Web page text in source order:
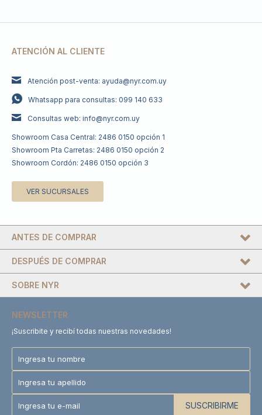
ATENCIÓN AL CLIENTE
Atención post-venta: ayuda@nyr.com.uy
Whatsapp para consultas: 099 140 633
Consultas web: info@nyr.com.uy
Showroom Casa Central: 2486 0150 opción 1
Showroom Pta Carretas: 2486 0150 opción 2
Showroom Cordón: 2486 0150 opción 3
VER SUCURSALES
DESPUÉS DE COMPRAR
SOBRE NYR
ANTES DE COMPRAR
NEWSLETTER
¡Suscribite y recibí todas nuestras novedades!
SUSCRIBIRME